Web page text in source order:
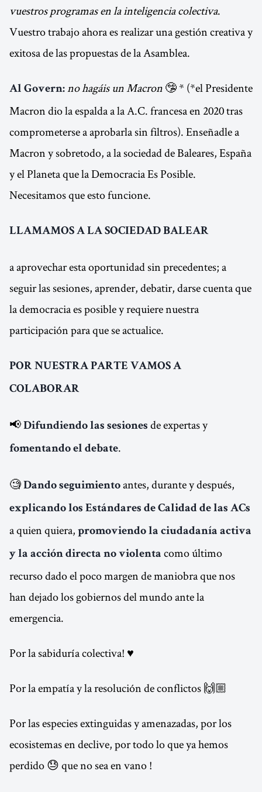
vuestros programas en la inteligencia colectiva.
Vuestro trabajo ahora es realizar una gestión creativa y
exitosa de las propuestas de la Asamblea.
Al Govern: no hagáis un Macron🤥 * (*el Presidente
Macron dio la espalda a la A.C. francesa en 2020 tras
comprometerse a aprobarla sin filtros). Enseñadle a
Macron y sobretodo, a la sociedad de Baleares, España
y el Planeta que la Democracia Es Posible.
Necesitamos que esto funcione.
LLAMAMOS A LA SOCIEDAD BALEAR
a aprovechar esta oportunidad sin precedentes; a
seguir las sesiones, aprender, debatir, darse cuenta que
la democracia es posible y requiere nuestra
participación para que se actualice.
POR NUESTRA PARTE VAMOS A
COLABORAR
📢 Difundiendo las sesiones de expertas y
fomentando el debate.
🧐 Dando seguimiento antes, durante y después,
explicando los Estándares de Calidad de las ACs
a quien quiera, promoviendo la ciudadanía activa
y la acción directa no violenta como último
recurso dado el poco margen de maniobra que nos
han dejado los gobiernos del mundo ante la
emergencia.
Por la sabiduría colectiva! ♥️
Por la empatía y la resolución de conflictos 🙌🏼
Por las especies extinguidas y amenazadas, por los
ecosistemas en declive, por todo lo que ya hemos
perdido 😓 que no sea en vano !